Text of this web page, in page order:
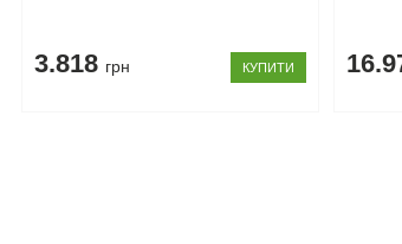
3.818 грн КУПИТИ